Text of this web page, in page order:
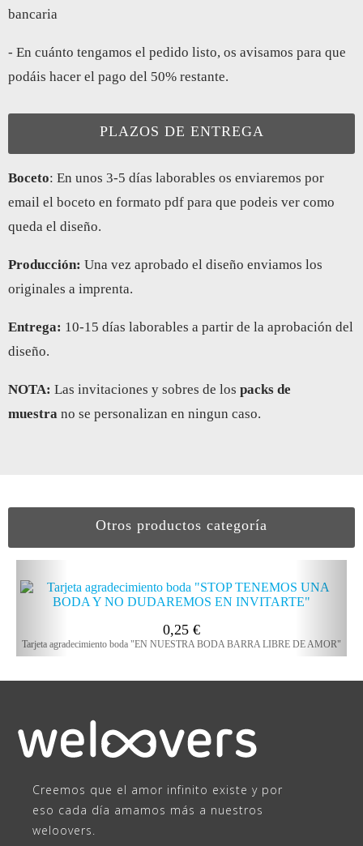
bancaria
- En cuánto tengamos el pedido listo, os avisamos para que
podáis hacer el pago del 50% restante.
PLAZOS DE ENTREGA
Boceto: En unos 3-5 días laborables os enviaremos por
email el boceto en formato pdf para que podeis ver como
queda el diseño.
Producción: Una vez aprobado el diseño enviamos los
originales a imprenta.
Entrega: 10-15 días laborables a partir de la aprobación del
diseño.
NOTA: Las invitaciones y sobres de los packs de
muestra no se personalizan en ningun caso.
Otros productos categoría
0,25 €
Tarjeta agradecimiento boda "EN NUESTRA BODA BARRA LIBRE DE AMOR"
Creemos que el amor infinito existe y por
eso cada día amamos más a nuestros
weloovers.